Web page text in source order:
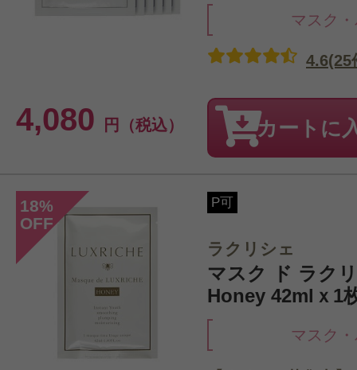
マスク
4,080 円（税込）
4.6(25
カートに
18%
OFF
P可
ラクリシェ
マスク ド ラク
Honey 42mlｘ1
マスク